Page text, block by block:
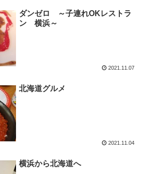
ダンゼロ ～子連れOKレストラ
ン 横浜～
2021.11.07
北海道グルメ
2021.11.04
横浜から北海道へ